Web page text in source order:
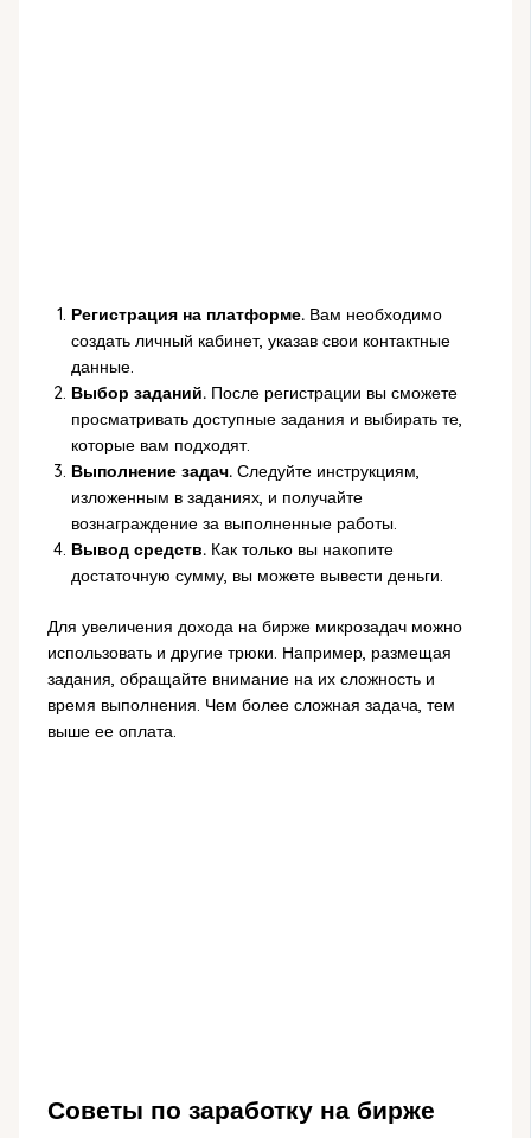
Регистрация на платформе.Вам необходимо
создать личный кабинет, указав свои контактные
данные.
Выбор заданий.После регистрации вы сможете
просматривать доступные задания и выбирать те,
которые вам подходят.
Выполнение задач.Следуйте инструкциям,
изложенным в заданиях, и получайте
вознаграждение за выполненные работы.
Вывод средств.Как только вы накопите
достаточную сумму, вы можете вывести деньги.
Для увеличения дохода на бирже микрозадач можно
использовать и другие трюки. Например, размещая
задания, обращайте внимание на их сложность и
время выполнения. Чем более сложная задача, тем
выше ее оплата.
Советы по заработку на бирже